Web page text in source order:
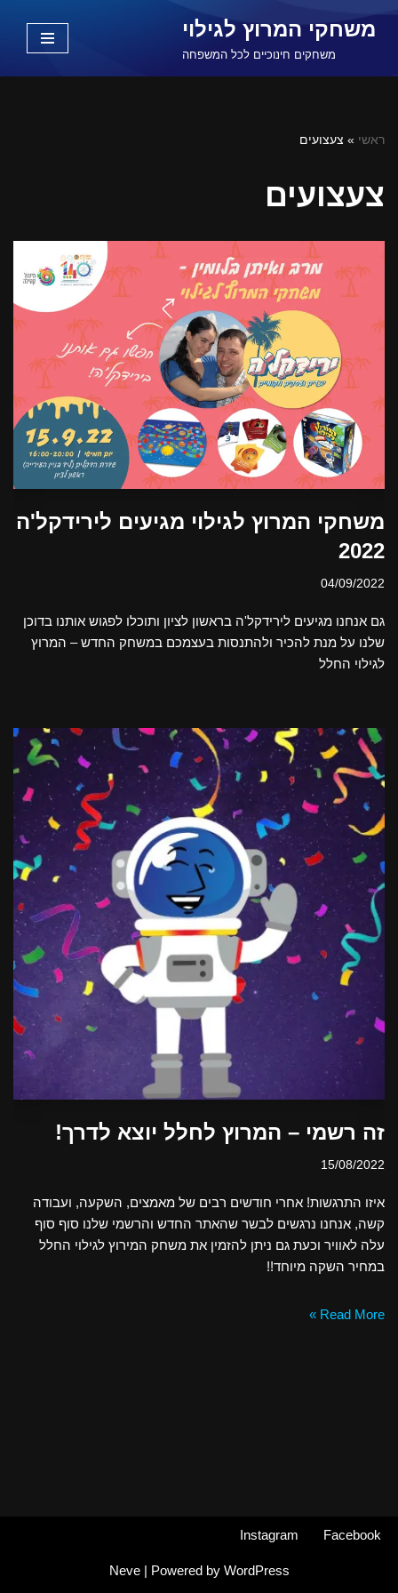
משחקי המרוץ לגילוי
משחקים חינוכיים לכל המשפחה
ראשי » צעצועים
צעצועים
משחקי המרוץ לגילוי מגיעים לירידקל'ה
2022
04/09/2022
גם אנחנו מגיעים לירידקל'ה בראשון לציון ותוכלו לפגוש אותנו בדוכן
שלנו על מנת להכיר ולהתנסות בעצמכם במשחק החדש – המרוץ
לגילוי החלל
זה רשמי – המרוץ לחלל יוצא לדרך!
15/08/2022
איזו התרגשות! אחרי חודשים רבים של מאמצים, השקעה, ועבודה
קשה, אנחנו נרגשים לבשר שהאתר החדש והרשמי שלנו סוף סוף
עלה לאוויר וכעת גם ניתן להזמין את משחק המירוץ לגילוי החלל
במחיר השקה מיוחד!!
Read More »
Facebook
Instagram
Neve| Powered by WordPress